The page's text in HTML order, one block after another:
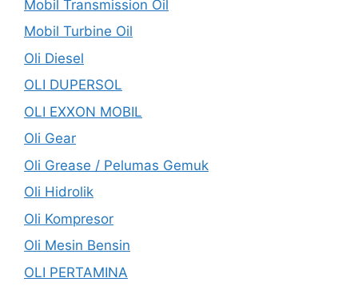
Mobil Transmission Oil
Mobil Turbine Oil
Oli Diesel
OLI DUPERSOL
OLI EXXON MOBIL
Oli Gear
Oli Grease / Pelumas Gemuk
Oli Hidrolik
Oli Kompresor
Oli Mesin Bensin
OLI PERTAMINA